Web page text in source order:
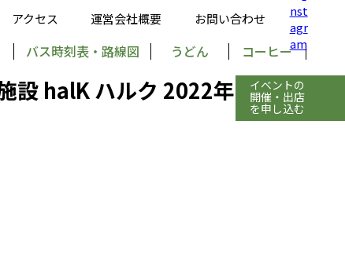
アクセス 運営会社概要 お問い合わせ
バス時刻表・路線図 うどん コーヒー
イベントの
開催・出店
を申し込む